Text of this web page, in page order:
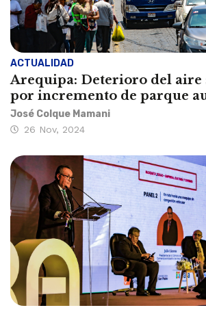
ACTUALIDAD
Arequipa: Deterioro del aire
por incremento de parque
José Colque Mamani
26 Nov, 2024